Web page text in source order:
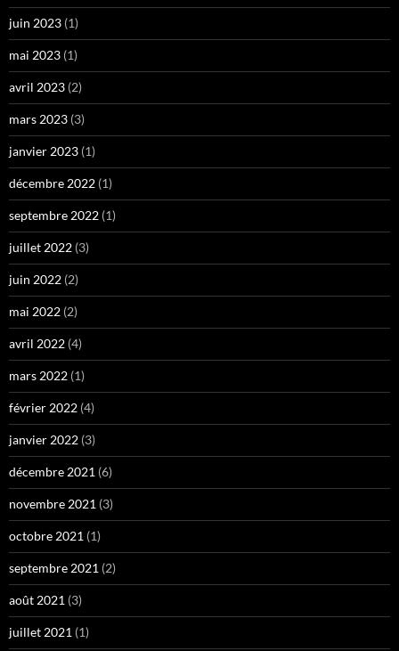
juin 2023 (1)
mai 2023 (1)
avril 2023 (2)
mars 2023 (3)
janvier 2023 (1)
décembre 2022 (1)
septembre 2022 (1)
juillet 2022 (3)
juin 2022 (2)
mai 2022 (2)
avril 2022 (4)
mars 2022 (1)
février 2022 (4)
janvier 2022 (3)
décembre 2021 (6)
novembre 2021 (3)
octobre 2021 (1)
septembre 2021 (2)
août 2021 (3)
juillet 2021 (1)